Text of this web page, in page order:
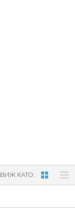
ВИЖ КАТО